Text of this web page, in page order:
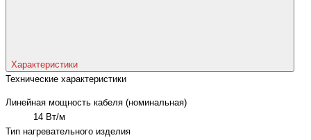
Характеристики
Технические характеристики
Линейная мощность кабеля (номинальная)
14 Вт/м
Тип нагревательного изделия